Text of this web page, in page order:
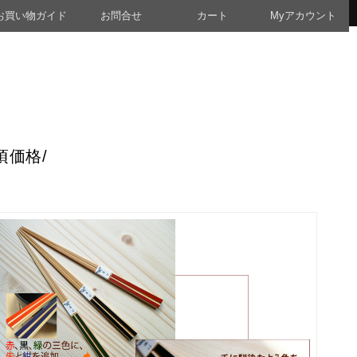
買い物ガイド お問合せ カート Myアカウント
価格/